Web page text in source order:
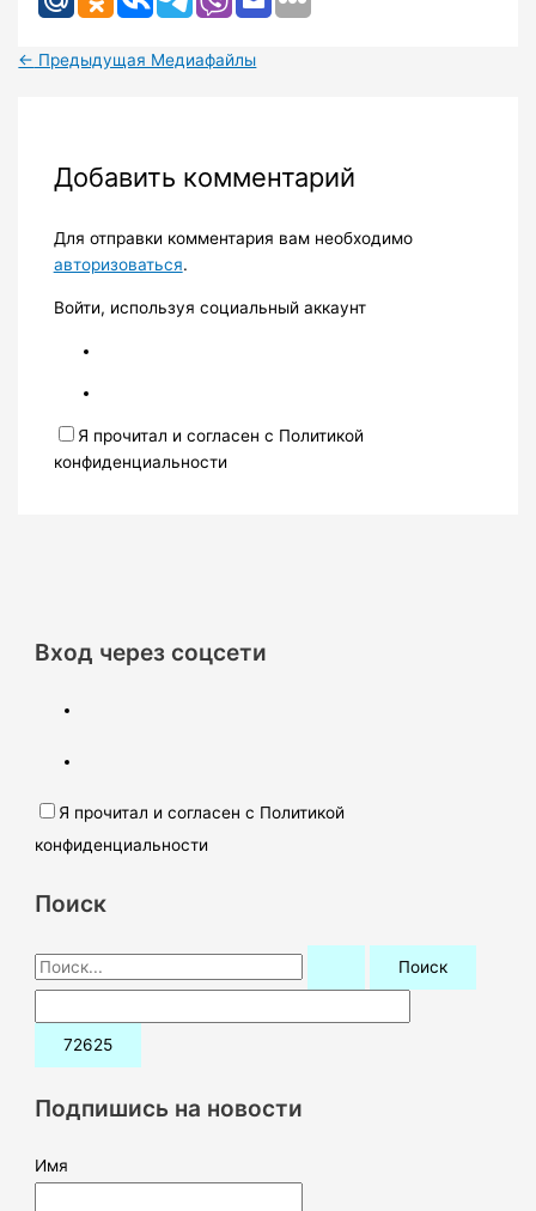
← Предыдущая Медиафайлы
Добавить комментарий
Для отправки комментария вам необходимо
авторизоваться.
Войти, используя социальный аккаунт
Я прочитал и согласен с Политикой
конфиденциальности
Вход через соцсети
Я прочитал и согласен с Политикой
конфиденциальности
Поиск
П
о
и
:Подпишись на новости
Имя